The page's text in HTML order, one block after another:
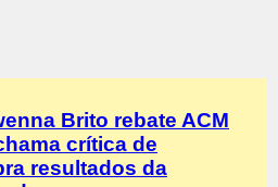
Brito rebate ACM
crítica de
resultados da